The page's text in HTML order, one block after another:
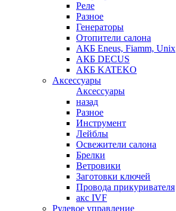
Реле
Разное
Генераторы
Отопители салона
АКБ Eneus, Fiamm, Unix
АКБ DECUS
АКБ KATEKO
Аксессуары
Аксессуары
назад
Разное
Инструмент
Лейблы
Освежители салона
Брелки
Ветровики
Заготовки ключей
Провода прикуривателя
акс IVF
Рулевое управление